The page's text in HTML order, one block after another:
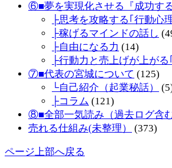
⑥■夢を実現化させる『成功する
├思考を攻略する｢行動心
├稼げるマインドの話し
├自由になる力 (14)
├行動力と売上げが上がる
⑦■代表の宮城について (125)
└自己紹介（起業秘話）
├コラム (121)
⑧■全部一気読み（過去ログ含む
売れる仕組み(未整理）
(373)
ページ上部へ戻る